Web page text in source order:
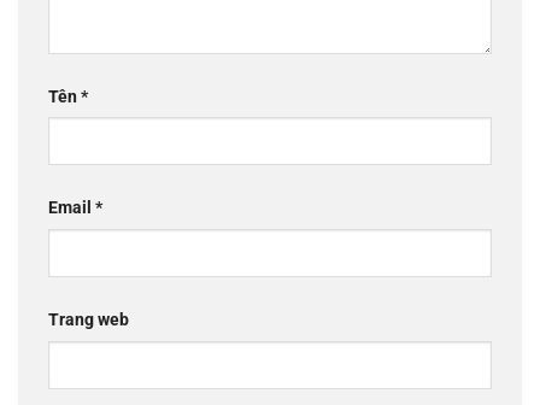
Tên*
Email *
Trang web